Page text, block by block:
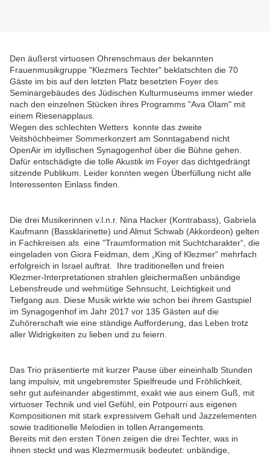
Den äußerst virtuosen Ohrenschmaus der bekannten
Frauenmusikgruppe "Klezmers Techter" beklatschten die 70
Gäste im bis auf den letzten Platz besetzten Foyer des
Seminargebäudes des Jüdischen Kulturmuseums immer wieder
nach den einzelnen Stücken ihres Programms "Ava Olam" mit
einem Riesenapplaus.
Wegen des schlechten Wetters konnte das zweite
Veitshöchheimer Sommerkonzert am Sonntagabend nicht
OpenAir im idyllischen Synagogenhof über die Bühne gehen.
Dafür entschädigte die tolle Akustik im Foyer das dichtgedrängt
sitzende Publikum. Leider konnten wegen Überfüllung nicht alle
Interessenten Einlass finden.
Die drei Musikerinnen v.l.n.r. Nina Hacker (Kontrabass), Gabriela
Kaufmann (Bassklarinette) und Almut Schwab (Akkordeon) gelten
in Fachkreisen als eine "Traumformation mit Suchtcharakter“, die
eingeladen von Giora Feidman, dem „King of Klezmer“ mehrfach
erfolgreich in Israel auftrat. Ihre traditionellen und freien
Klezmer-Interpretationen strahlen gleichermaßen unbändige
Lebensfreude und wehmütige Sehnsucht, Leichtigkeit und
Tiefgang aus. Diese Musik wirkte wie schon bei ihrem Gastspiel
im Synagogenhof im Jahr 2017 vor 135 Gästen auf die
Zuhörerschaft wie eine ständige Aufforderung, das Leben trotz
aller Widrigkeiten zu lieben und zu feiern.
Das Trio präsentierte mit kurzer Pause über eineinhalb Stunden
lang impulsiv, mit ungebremster Spielfreude und Fröhlichkeit,
sehr gut aufeinander abgestimmt, exakt wie aus einem Guß, mit
virtuoser Technik und viel Gefühl, ein Potpourri aus eigenen
Kompositionen mit stark expressivem Gehalt und Jazzelementen
sowie traditionelle Melodien in tollen Arrangements.
Bereits mit den ersten Tönen zeigen die drei Techter, was in
ihnen steckt und was Klezmermusik bedeutet: unbändige,